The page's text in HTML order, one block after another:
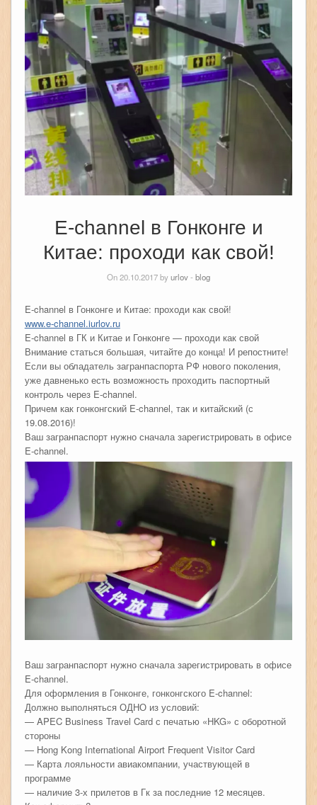
E-channel в Гонконге и
Китае: проходи как свой!
On 20.10.2017 byurlov- blog
E-channel в Гонконге и Китае: проходи как свой!
www.e-channel.iurlov.ru
E-channel в ГК и Китае и Гонконге — проходи как свой
Внимание статься большая, читайте до конца! И репостните!
Если вы обладатель загранпаспорта РФ нового поколения,
уже давненько есть возможность проходить паспортный
контроль через E-channel.
Причем как гонконгский E-channel, так и китайский (с
19.08.2016)!
Ваш загранпаспорт нужно сначала зарегистрировать в офисе
E-channel.
Ваш загранпаспорт нужно сначала зарегистрировать в офисе
E-channel.
Для оформления в Гонконге, гонконгского E-channel:
Должно выполняться ОДНО из условий:
— APEC Business Travel Card с печатью «HKG» с оборотной
стороны
— Hong Kong International Airport Frequent Visitor Card
— Карта лояльности авиакомпании, участвующей в
программе
— наличие 3-х прилетов в Гк за последние 12 месяцев.